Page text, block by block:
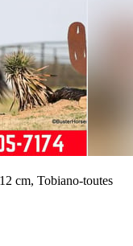
cm, Tobiano-toutes